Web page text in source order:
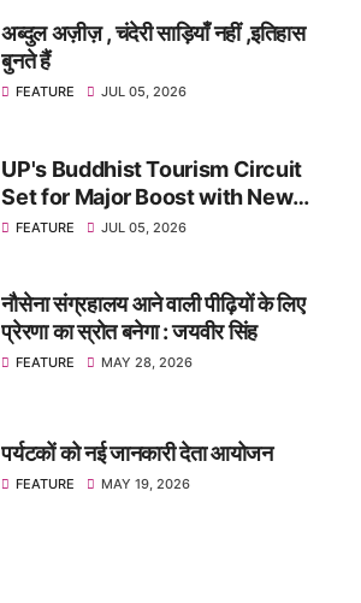
अब्दुल अज़ीज़ , चंदेरी साड़ियाँ नहीं ,इतिहास
बुनते हैं
FEATURE JUL 05, 2026
UP's Buddhist Tourism Circuit
Set for Major Boost with New
Theme Park in Kushinagar
FEATURE JUL 05, 2026
नौसेना संग्रहालय आने वाली पीढ़ियों के लिए
प्रेरणा का स्रोत बनेगा : जयवीर सिंह
FEATURE MAY 28, 2026
पर्यटकों को नई जानकारी देता आयोजन
FEATURE MAY 19, 2026